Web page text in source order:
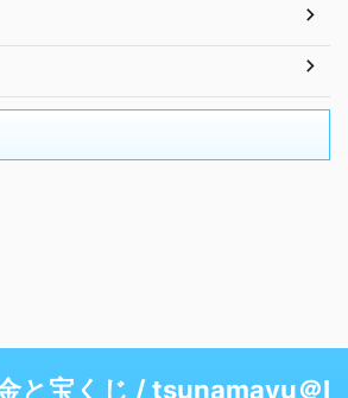
と宝くじ / tsunamayu＠I